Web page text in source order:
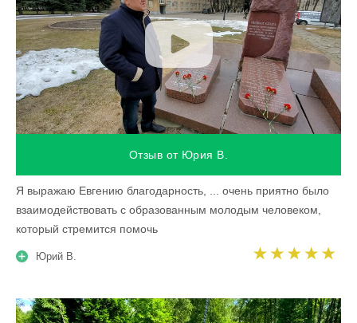
Отзыв от Юрия В.
Я выражаю Евгению благодарность, ... очень приятно было
взаимодействовать с образованным молодым человеком,
который стремится помочь
Юрий В.